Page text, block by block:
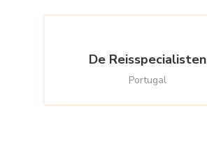
De Reisspecialisten
Portugal